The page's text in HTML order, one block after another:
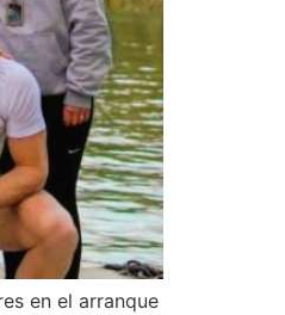
en el arranque